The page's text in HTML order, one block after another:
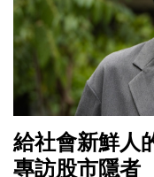
給社會新鮮人
專訪股市隱者